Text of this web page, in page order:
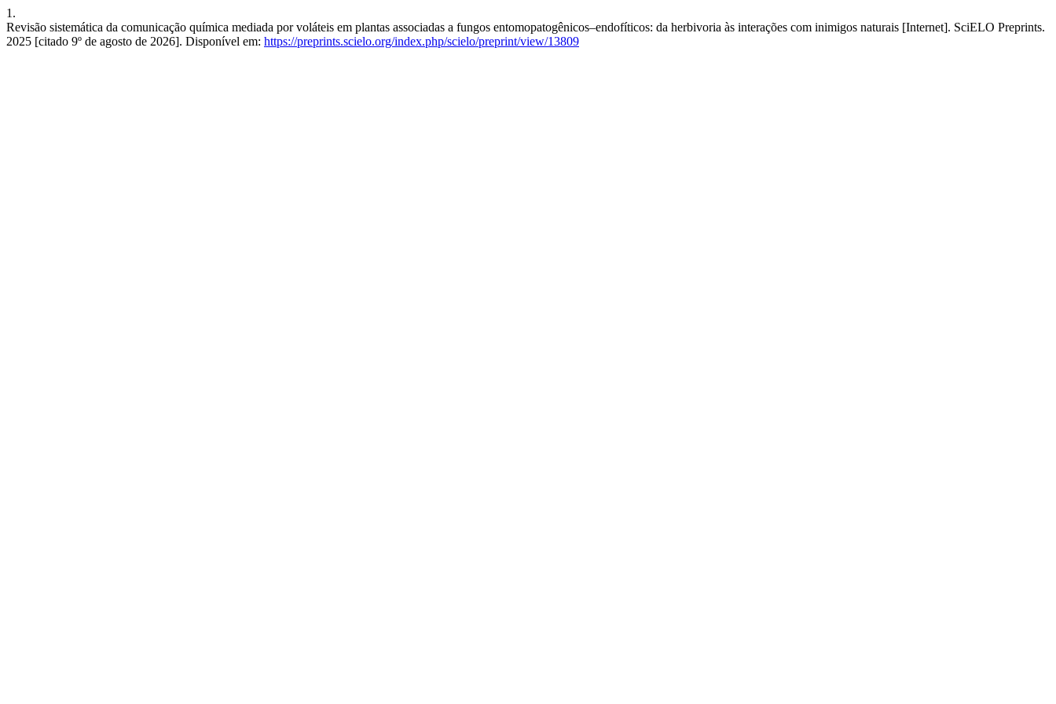
1.
Revisão sistemática da comunicação química mediada por voláteis em plantas associadas a fungos entomopatogênicos–endofíticos: da herbivoria às interações com inimigos naturais [Internet]. SciELO Preprints.
2025 [citado 9º de agosto de 2026]. Disponível em: https://preprints.scielo.org/index.php/scielo/preprint/view/13809